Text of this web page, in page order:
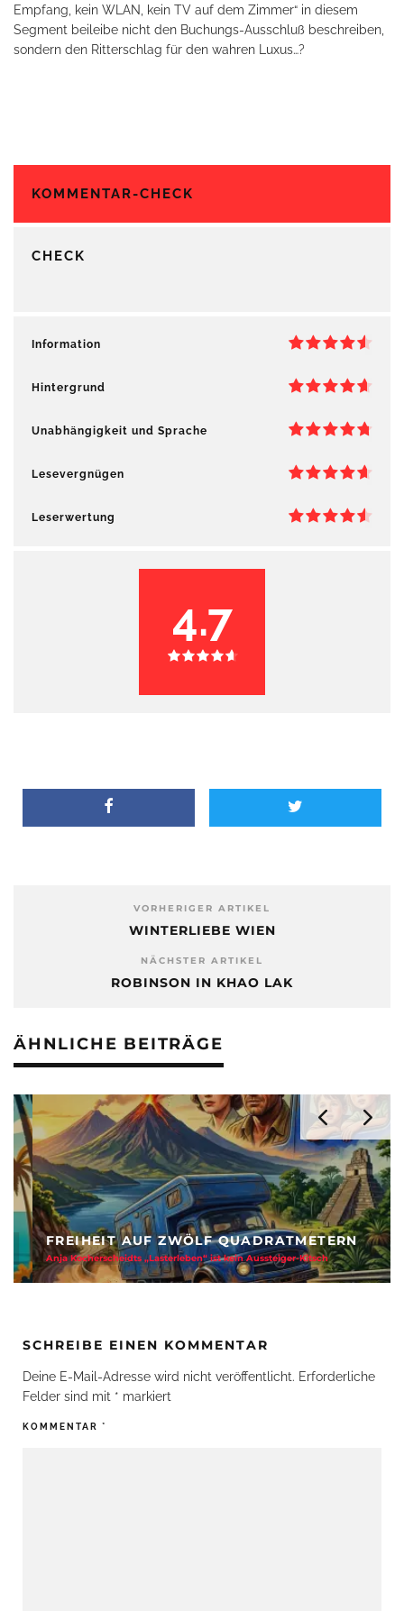
Empfang, kein WLAN, kein TV auf dem Zimmer“ in diesem
Segment beileibe nicht den Buchungs-Ausschluß beschreiben,
sondern den Ritterschlag für den wahren Luxus…?
KOMMENTAR-CHECK
CHECK
Information
Hintergrund
Unabhängigkeit und Sprache
Lesevergnügen
Leserwertung
4.7
VORHERIGER ARTIKEL
WINTERLIEBE WIEN
NÄCHSTER ARTIKEL
ROBINSON IN KHAO LAK
ÄHNLICHE BEITRÄGE
FREIHEIT AUF ZWÖLF QUADRATMETERN
Anja Kocherscheidts „Lasterleben“ ist kein Aussteiger-Kitsch
SCHREIBE EINEN KOMMENTAR
Deine E-Mail-Adresse wird nicht veröffentlicht. Erforderliche
Felder sind mit * markiert
KOMMENTAR *